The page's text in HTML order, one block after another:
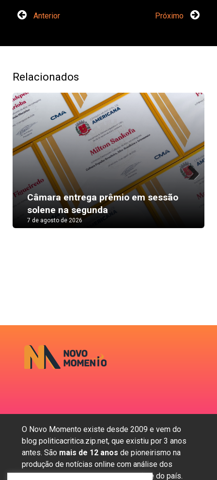
Anterior Próximo
Relacionados
Câmara entrega prêmio em sessão
solene na segunda
7 de agosto de 2026
Next
O Novo Momento existe desde 2009 e vem do
blog politicacritica.zip.net, que existiu por 3 anos
antes. São mais de 12 anos de pioneirismo na
produção de notícias online com análise dos
assuntos mais importantes da região e do país.